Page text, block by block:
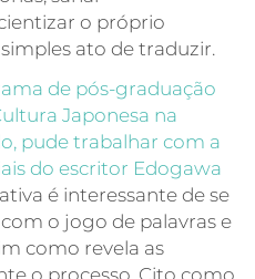
o próprio
ato de traduzir.
de pós-graduação
Japonesa na
pude trabalhar com a
do escritor Edogawa
é interessante de se
o jogo de palavras e
como revela as